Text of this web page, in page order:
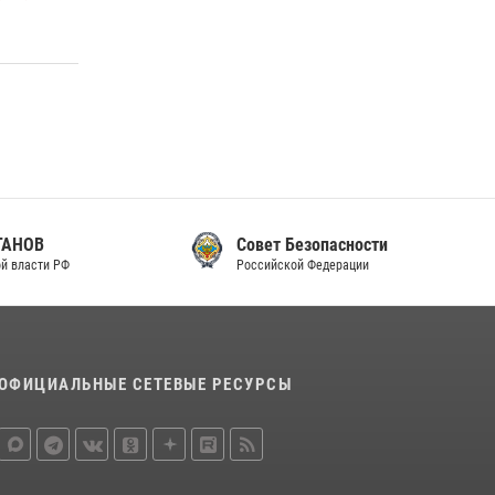
Совет Безопасности
Российской Федерации
СЕТЕВЫЕ РЕСУРСЫ